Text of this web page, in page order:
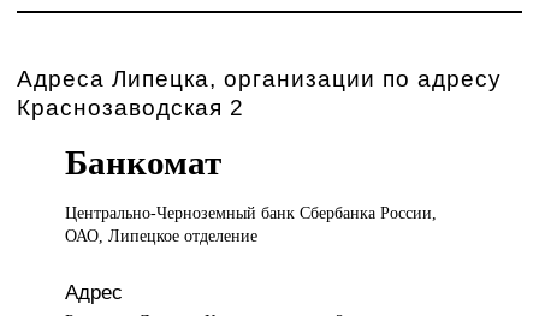
Адреса Липецка, организации по адресу
Краснозаводская 2
Банкомат
Центрально-Черноземный банкСбербанка России,
ОАО, Липецкое отделение
Адрес